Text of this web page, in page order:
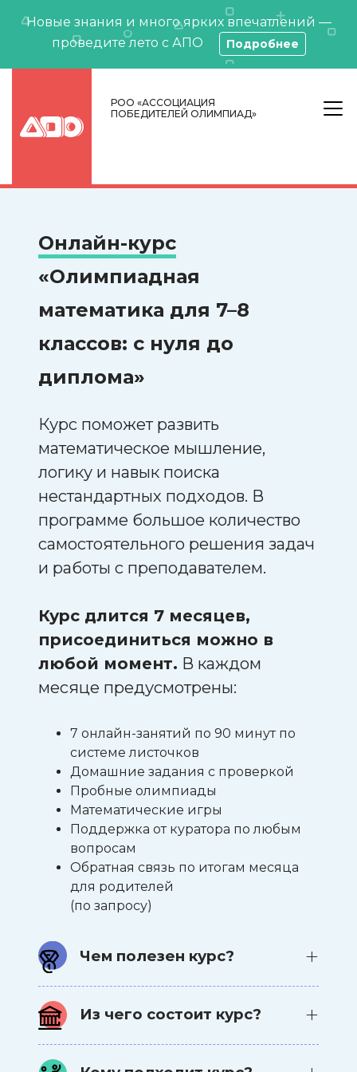
Новые знания и много ярких впечатлений —
проведите лето с АПО
Подробнее
РОО «АССОЦИАЦИЯ
ПОБЕДИТЕЛЕЙ ОЛИМПИАД»
Онлайн-курс
«Олимпиадная
математика для 7–8
классов: с нуля до
диплома»
Курс поможет развить
математическое мышление,
логику и навык поиска
нестандартных подходов. В
программе большое количество
самостоятельного решения задач
и работы с преподавателем.
Курс длится 7 месяцев,
присоединиться можно в
любой момент. В каждом
месяце предусмотрены:
7 онлайн-занятий по 90 минут по
системе листочков
Домашние задания с проверкой
Пробные олимпиады
Математические игры
Поддержка от куратора по любым
вопросам
Обратная связь по итогам месяца
для родителей
(по запросу)
Чем полезен курс?
Курс строится по системе
листочков и кружковой работы —
формату, который традиционно
Из чего состоит курс?
Форматы обучения включают: